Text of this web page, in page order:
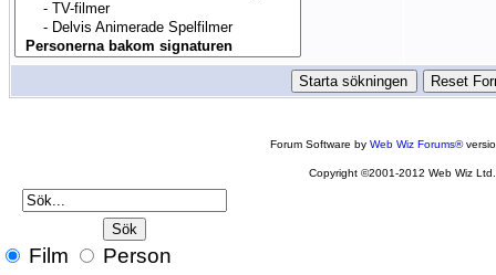
Forum Software byWeb Wiz Forums®
Copyright ©2001-2012 Web Wiz Ltd.
Film Person